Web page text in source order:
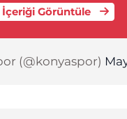
İçeriği Görüntüle
(@konyaspor)